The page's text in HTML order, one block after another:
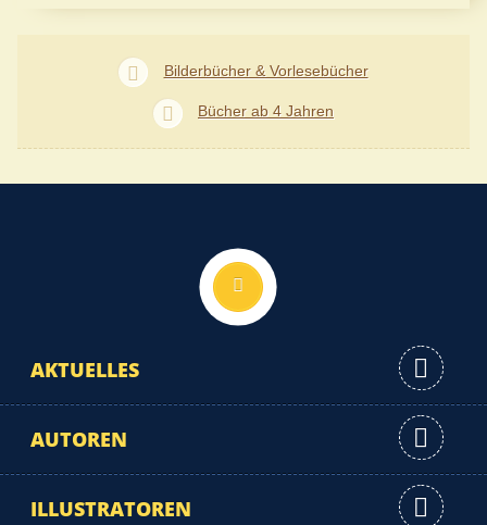
Bilderbücher & Vorlesebücher
Bücher ab 4 Jahren
AKTUELLES
AUTOREN
ILLUSTRATOREN